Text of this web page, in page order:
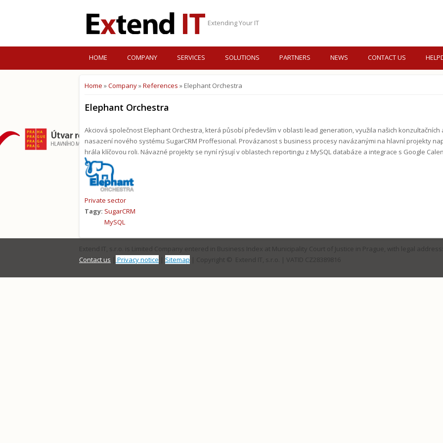
Extending Your IT
HOME COMPANY SERVICES SOLUTIONS PARTNERS NEWS CONTACT US
You are here
Home »Company»References » Elephant Orchestra
Elephant Orchestra
Akciová společnost Elephant Orchestra, která působí především v oblasti lead generation, využila našich
nasazení nového systému SugarCRM Proffesional. Provázanost s business procesy navázanými na hlavní projekty
hrála klíčovou roli. Návazné projekty se nyní rýsují v oblastech reportingu z MySQL databáze a integrace s Google
Private sector
Tagy: SugarCRM
MySQL
Extend IT, s.r.o. is Limited Company entered in Business Index at Municipality Court of Justice in Prague, with legal
Contact us | Privacy notice | Sitemap | Copyright © Extend IT, s.r.o. | VATID CZ28389816